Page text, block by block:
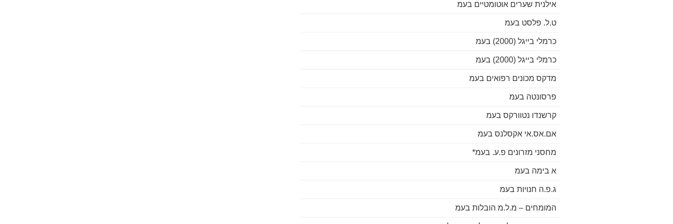
אילנית שערים אוטומטיים בעמ
ט.ל. פלסט בעמ
כרמלי בייגל (2000) בעמ
כרמלי בייגל (2000) בעמ
מדקס מכונים רפואים בעמ
פרסונטה בעמ
קרשנדו נטוורקס בעמ
אם.אס.אי אקסלנס בעמ
מחסני מזרונים פ.ע. בעמ*
א בימה בעמ
ג.פ.ה חנויות בעמ
המומחים – מ.ל.מ הובלות בעמ